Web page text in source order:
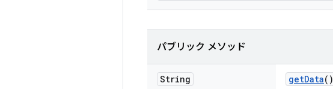
パブリック メソッド
String getData()